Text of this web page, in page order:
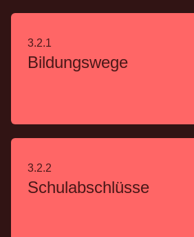
3.2.1
Bildungswege
3.2.2
Schulabschlüsse